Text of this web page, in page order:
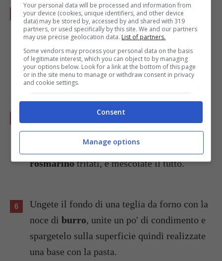
Mettete ifunghi porcinitagliati e fettine in
una padella e lasciateli saltare con un po' di
olio e l'agliobucherellato per qualche
minuto. Eliminate l'aglio e incorporate i
porcini alla zucca.
Unite quindi 70 gr. digrana grattugiato
una spolverata dinoce moscata. Aggiungete
, ilsale, ilprezzemolo
rosmarinotritati, e mescolate il tutto.
Ungete il fondo di una teglia da forno con la
noce di burro, unite un po' di condimento e
spargetelo sulla superficie quindi realizzate
una base con la pasta.
Your personal data will be processed and information from
your device (cookies, unique identifiers, and other device
data) may be stored by, accessed by and shared with 319
partners, or used specifically by this site. We and our partners
may use precise geolocation data. List of partners.
Some vendors may process your personal data on the basis
of legitimate interest, which you can object to by managing
your options below. Look for a link at the bottom of this page
or in the site menu to manage or withdraw consent in privacy
and cookie settings.
Consent
Manage options